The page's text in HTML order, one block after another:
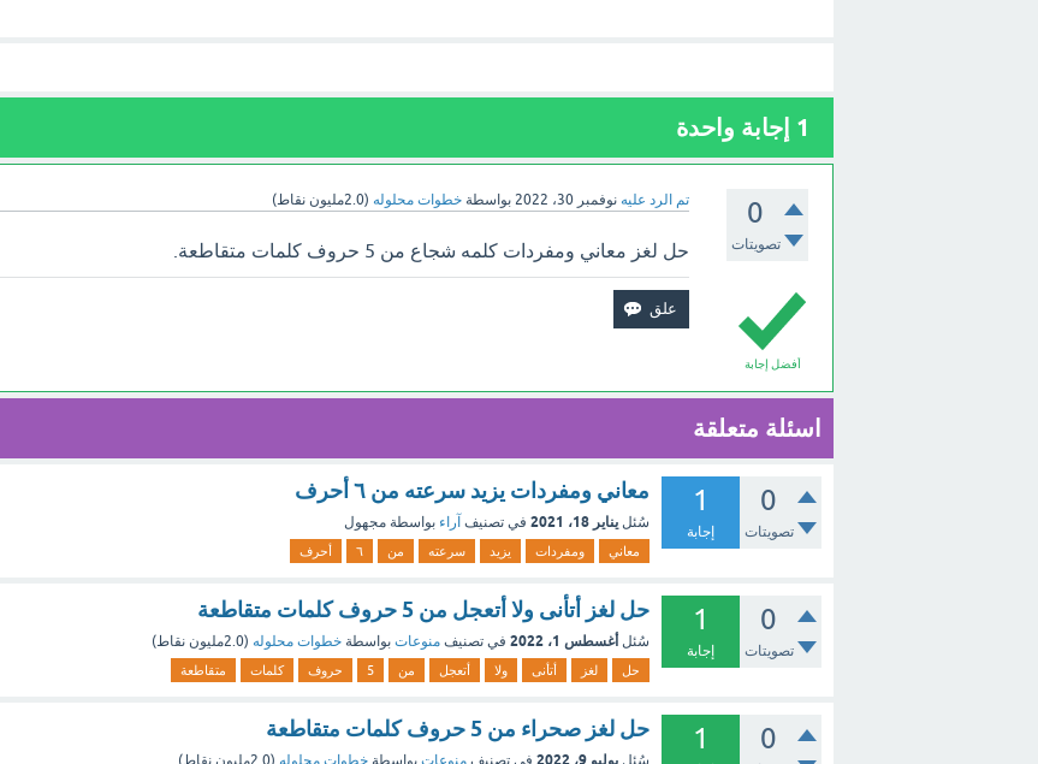
1 إجابة واحدة
0
تصويتات
تم الرد عليه نوفمبر 30، 2022 بواسطة خطوات محلوله (2.0مليون نقاط)
أفضل إجابة
حل لغز معاني ومفردات كلمه شجاع من 5 حروف كلمات متقاطعة.
اسئلة متعلقة
0
تصويتات
1
إجابة
معاني ومفردات يزيد سرعته من ٦ أحرف
سُئل يناير 18، 2021 في تصنيف آراء بواسطة مجهول
معاني ومفردات يزيد سرعته من ٦ أحرف
0
تصويتات
1
إجابة
حل لغز أتأنى ولا أتعجل من 5 حروف كلمات متقاطعة
سُئل أغسطس 1، 2022 في تصنيف منوعات بواسطة خطوات محلوله (2.0مليون نقاط)
حل لغز أتأنى ولا أتعجل من 5 حروف كلمات متقاطعة
0
1 حل لغز صحراء من 5 حروف كلمات متقاطعة
سُئل يوليو 9، 2022 في تصنيف منوعات بواسطة خطوات محلوله (2.0مليون نقاط)